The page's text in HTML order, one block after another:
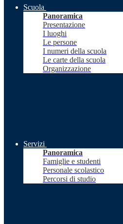
Scuola
Panoramica
Presentazione
I luoghi
Le persone
I numeri della scuola
Le carte della scuola
Organizzazione
Servizi
Panoramica
Famiglie e studenti
Personale scolastico
Percorsi di studio